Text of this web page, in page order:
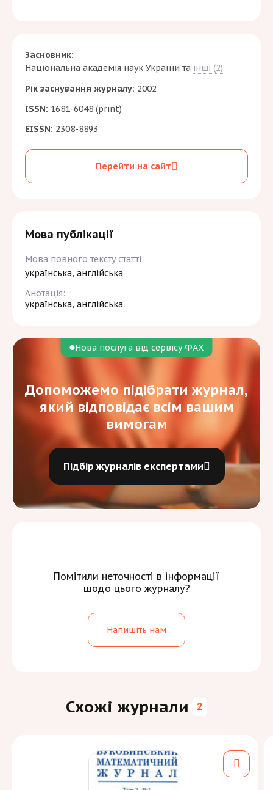
Засновник:
Національна академія наук України та інші (2)
Рік заснування журналу: 2002
ISSN: 1681-6048 (print)
EISSN: 2308-8893
Перейти на сайт
Мова публікації
Мова повного тексту статті:
українська, англійська
Анотація:
українська, англійська
Помітили неточності в інформації
щодо цього журналу?
Напишіть нам
Нова послуга від сервісу ФАХ
Допоможемо підібрати журнал,
який відповідає всім вашим
вимогам
Підбір журналів експертами
Схожі журнали 2